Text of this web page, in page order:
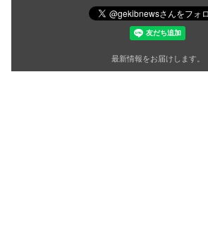
最新情報をお届けします。